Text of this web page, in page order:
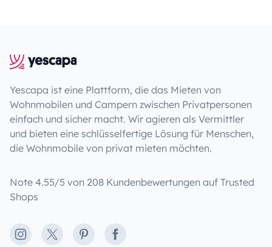
Yescapa ist eine Plattform, die das Mieten von
Wohnmobilen und Campern zwischen Privatpersonen
einfach und sicher macht. Wir agieren als Vermittler
und bieten eine schlüsselfertige Lösung für Menschen,
die Wohnmobile von privat mieten möchten.
Note 4.55/5 von 208 Kundenbewertungen auf Trusted
Shops
Instagram
X PinterestFacebook